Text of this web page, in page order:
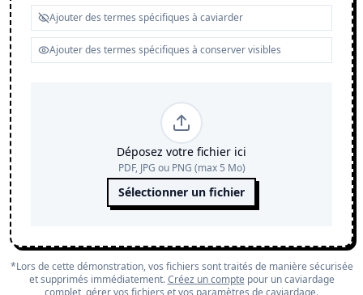
Déposez votre fichier ici
PDF, JPG ou PNG (max 5 Mo)
Sélectionner un fichier
*Lors de cette démonstration, vos fichiers sont traités de manière sécurisée
et supprimés immédiatement. Créez un compte pour un caviardage
complet, gérer vos fichiers et vos paramètres de caviardage.